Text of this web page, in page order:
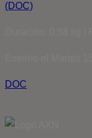
(DOC)
DOC